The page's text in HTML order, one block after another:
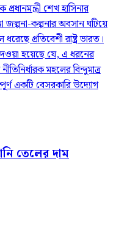
শেখ হাসিনার
জল্পনা-কল্পনার অবসান ঘটিয়ে
প্রতিবেশী রাষ্ট্র ভারত।
হয়েছে যে, এ ধরনের
মহলের বিন্দুমাত্র
একটি বেসরকারি উদ্যোগ
তেলের দাম